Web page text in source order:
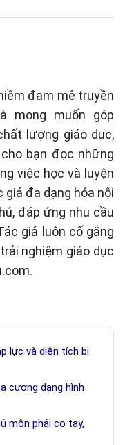
đam mê truyền
mong muốn góp
lượng giáo dục,
bạn đọc những
việc học và luyện
đa dạng hóa nội
đáp ứng nhu cầu
giả luôn cố gắng
nghiệm giáo dục
lực và diện tích bị
cương dạng hình
môn phải co tay,